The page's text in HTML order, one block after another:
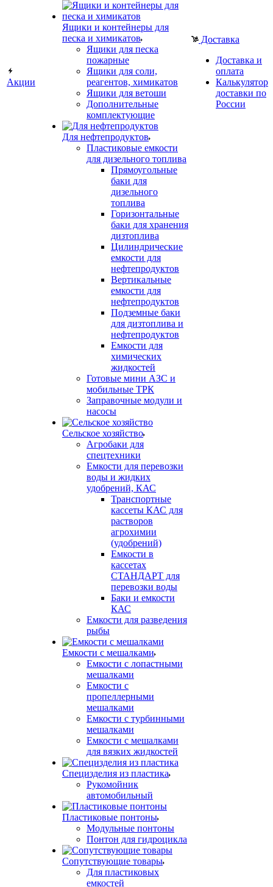
Акции
Ящики и контейнеры для
песка и химикатов
Ящики для песка
пожарные
Ящики для соли,
реагентов, химикатов
Ящики для ветоши
Дополнительные
комплектующие
Для нефтепродуктов
Пластиковые емкости
для дизельного топлива
Прямоугольные
баки для
дизельного
топлива
Горизонтальные
баки для хранения
дизтоплива
Цилиндрические
емкости для
нефтепродуктов
Вертикальные
емкости для
нефтепродуктов
Подземные баки
для дизтоплива и
нефтепродуктов
Емкости для
химических
жидкостей
Готовые мини АЗС и
мобильные ТРК
Заправочные модули и
насосы
Сельское хозяйство
Агробаки для
спецтехники
Емкости для перевозки
воды и жидких
удобрений, КАС
Транспортные
кассеты КАС для
растворов
агрохимии
(удобрений)
Емкости в
кассетах
СТАНДАРТ для
перевозки воды
Баки и емкости
КАС
Емкости для разведения
рыбы
Емкости с мешалками
Емкости с лопастными
мешалками
Емкости с
пропеллерными
мешалками
Емкости с турбинными
мешалками
Емкости с мешалками
для вязких жидкостей
Специзделия из пластика
Рукомойник
автомобильный
Пластиковые понтоны
Модульные понтоны
Понтон для гидроцикла
Сопутствующие товары
Для пластиковых
емкостей
Доставка
Доставка и
оплата
Калькулятор
доставки по
России